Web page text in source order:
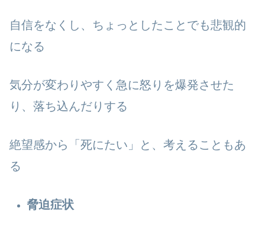
自信をなくし、ちょっとしたことでも悲観的
になる
気分が変わりやすく急に怒りを爆発させた
り、落ち込んだりする
絶望感から「死にたい」と、考えることもあ
る
脅迫症状